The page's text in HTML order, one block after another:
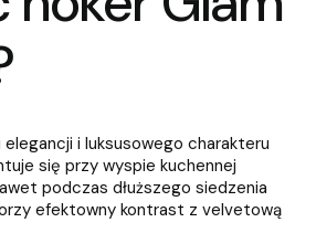
i luksusowego charakteru
się przy wyspie kuchennej
podczas dłuższego siedzenia
efektowny kontrast z velvetową